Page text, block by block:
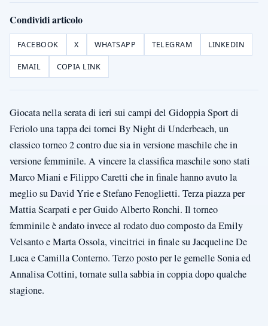
Condividi articolo
FACEBOOK X WHATSAPP TELEGRAM LINKEDIN
EMAIL COPIA LINK
Giocata nella serata di ieri sui campi del Gidoppia Sport di
Feriolo una tappa dei tornei By Night di Underbeach, un
classico torneo 2 contro due sia in versione maschile che in
versione femminile. A vincere la classifica maschile sono stati
Marco Miani e Filippo Caretti che in finale hanno avuto la
meglio su David Yrie e Stefano Fenoglietti. Terza piazza per
Mattia Scarpati e per Guido Alberto Ronchi. Il torneo
femminile è andato invece al rodato duo composto da Emily
Velsanto e Marta Ossola, vincitrici in finale su Jacqueline De
Luca e Camilla Conterno. Terzo posto per le gemelle Sonia ed
Annalisa Cottini, tornate sulla sabbia in coppia dopo qualche
stagione.